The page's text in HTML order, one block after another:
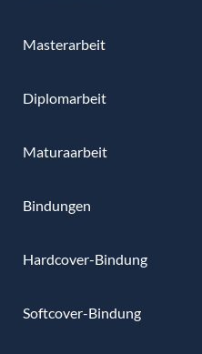
Masterarbeit
Diplomarbeit
Maturaarbeit
Bindungen
Hardcover-Bindung
Softcover-Bindung